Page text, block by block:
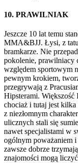
10. PRAWILNIAK
Jeszcze 10 lat temu
MMA&BJJ. Łysi, z
bramkarze. Nie
pokolenie, prawilniacy
względem sportowym
pewnym krokiem,
przegrywają z
Hipsterami. Większość
chociaż i tutaj jest
z niezłomnym
ulicznych stali się
nawet specjalistami w
ogólnym poważaniem
zawsze dobrze
znajomości mogą